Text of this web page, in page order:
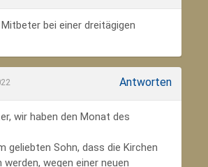
bei einer dreitägigen
Antworten
wir haben den Monat des
geliebten Sohn, dass die Kirchen
wegen einer neuen